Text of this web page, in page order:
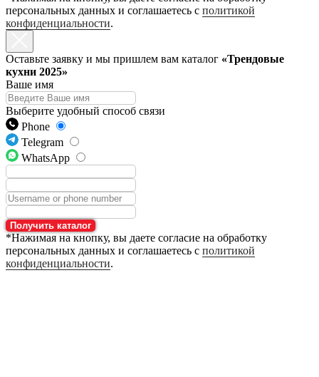
персональных данных и соглашаетесь с политикой
конфиденциальности.
Оставьте заявку и мы пришлем вам каталог «Трендовые
кухни 2025»
Ваше имя
Выберите удобный способ связи
Phone
Telegram
WhatsApp
Получить каталог
*Нажимая на кнопку, вы даете согласие на обработку
персональных данных и соглашаетесь с политикой
конфиденциальности.